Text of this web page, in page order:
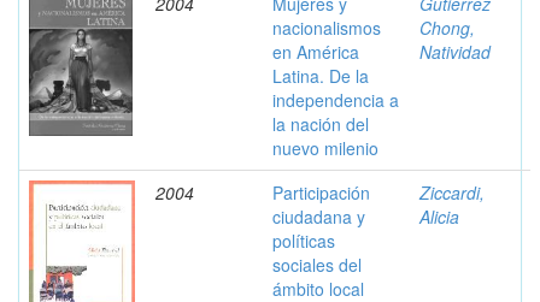
nacionalismos
en América
Latina. De la
independencia a
la nación del
nuevo milenio
Chong,
Natividad
2004
Participación
ciudadana y
políticas
sociales del
ámbito local
Ziccardi,
Alicia